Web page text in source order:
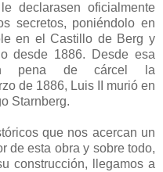
declarasen oficialmente
secretos, poniéndolo en
en el Castillo de Berg y
desde 1886. Desde esa
pena de cárcel la
de 1886, Luis II murió en
Starnberg.
que nos acercan un
de esta obra y sobre todo,
construcción, llegamos a